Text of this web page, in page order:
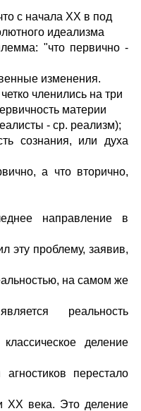
с начала ХХ в под
идеализма
"что первично -
изменения.
членились на три
материи
- ср. реализм);
сознания, или духа
а что вторично,
направление в
эту проблему, заявив,
на самом же
реальность
деление
перестало
века. Это деление